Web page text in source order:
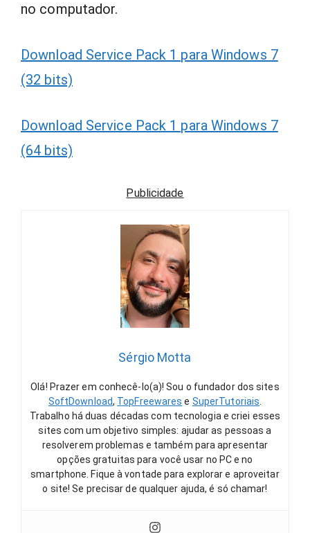
no computador.
Download Service Pack 1 para Windows 7
(32 bits)
Download Service Pack 1 para Windows 7
(64 bits)
Publicidade
Sérgio Motta
Olá! Prazer em conhecê-lo(a)! Sou o fundador dos sites
SoftDownload, TopFreewares e SuperTutoriais
Trabalho há duas décadas com tecnologia e criei esses
sites com um objetivo simples: ajudar as pessoas a
resolverem problemas e também para apresentar
opções gratuitas para você usar no PC e no
smartphone. Fique à vontade para explorar e aproveitar
o site! Se precisar de qualquer ajuda, é só chamar!